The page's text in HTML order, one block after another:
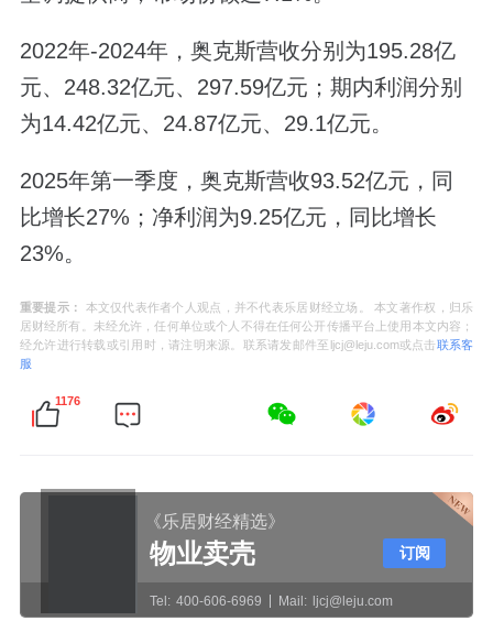
2022年-2024年，奥克斯营收分别为195.28亿
元、248.32亿元、297.59亿元；期内利润分别
为14.42亿元、24.87亿元、29.1亿元。
2025年第一季度，奥克斯营收93.52亿元，同
比增长27%；净利润为9.25亿元，同比增长
23%。
重要提示：
本文仅代表作者个人观点，并不代表乐居财经立场。 本文著作权，归乐
居财经所有。未经允许，任何单位或个人不得在任何公开传播平台上使用本文内容；
经允许进行转载或引用时，请注明来源。联系请发邮件至ljcj@leju.com或点击联系客
服
1176
《乐居财经精选》
物业卖壳
Tel: 400-606-6969 Mail: ljcj@leju.com
订阅